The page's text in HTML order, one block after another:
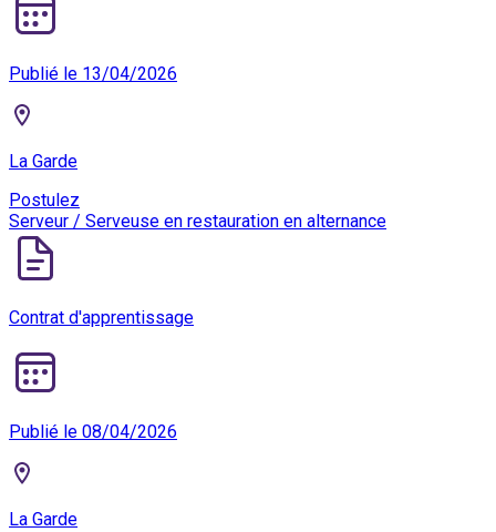
Publié le 13/04/2026
La Garde
Postulez
Serveur / Serveuse en restauration en alternance
Contrat d'apprentissage
Publié le 08/04/2026
La Garde